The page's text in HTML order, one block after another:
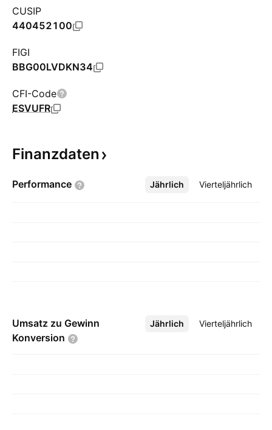
CUSIP
440452100
FIGI
BBG00LVDKN34
CFI-Code
ESVUFR
Finanzdaten
Performance Jährlich Vierteljährlich
Mehr
Umsatz zu Gewinn
Konversion
Jährlich Vierteljährlich
Mehr